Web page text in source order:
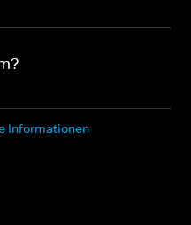
Informationen